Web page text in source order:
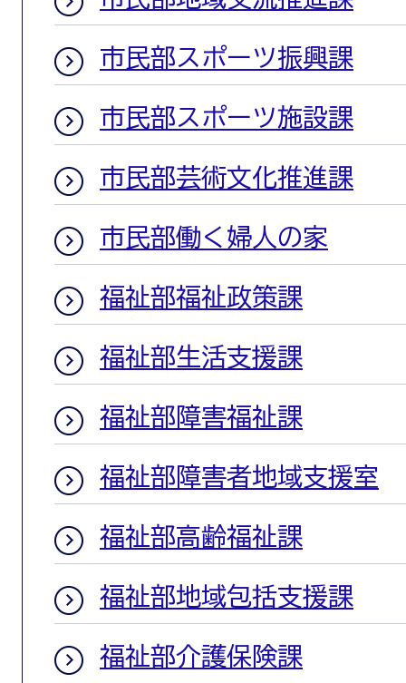
市民部スポーツ振興課
市民部スポーツ施設課
市民部芸術文化推進課
市民部働く婦人の家
福祉部福祉政策課
福祉部生活支援課
福祉部障害福祉課
福祉部障害者地域支援室
福祉部高齢福祉課
福祉部地域包括支援課
福祉部介護保険課